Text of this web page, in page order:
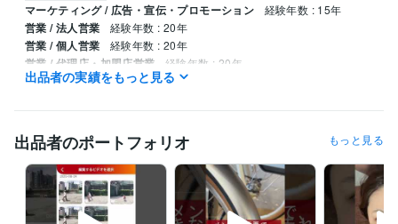
マーケティング / 広告・宣伝・プロモーション 経験年数 : 15年
営業 / 法人営業 経験年数 : 20年
営業 / 個人営業 経験年数 : 20年
営業 / 代理店・加盟店営業 経験年数 : 20年
営業 / アライアンス・渉外 経験年数 : 20年
職歴
株式会社ハッピークリエイト
株式会社光通信 2005年6月 ~ 2008年12月
受賞歴
ブース部門全国営業1位 テレマーケティング部門全国営業1位
通信営
業全国1位 ゴルフコンペ毎年優勝w 草野球Aクラス優勝w
中学野球
出品者の実績をもっと見る
出品者のポートフォリオ もっと見る